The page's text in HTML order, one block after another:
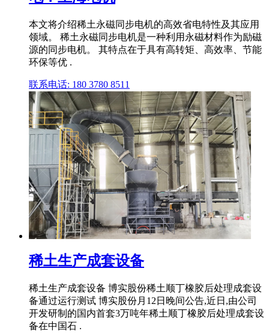
本文将介绍稀土永磁同步电机的高效省电特性及其应用
领域。 稀土永磁同步电机是一种利用永磁材料作为励磁
源的同步电机。 其特点在于具有高转矩、高效率、节能
环保等优 .
联系电话: 180 3780 8511
稀土生产成套设备
稀土生产成套设备 博实股份稀土顺丁橡胶后处理成套设
备通过运行测试 博实股份月12日晚间公告,近日,由公司
开发研制的国内首套3万吨年稀土顺丁橡胶后处理成套设
备在中国石 .